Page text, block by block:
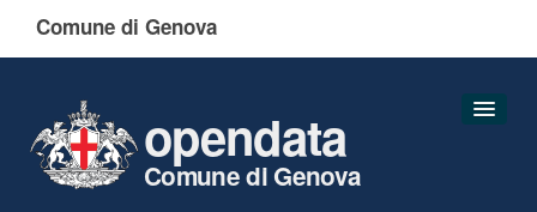
Comune di Genova
opendata
Comune di Genova